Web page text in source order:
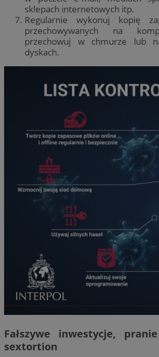
sklepach internetowych itp.
Regularnie wykonuj kopię
przechowywanych na
przechowuj w chmurze lub
dyskach.
Fałszywe inwestycje,
sextortion